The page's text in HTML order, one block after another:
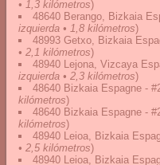
• 1,3 kilómetros)
48640 Berango, Bizkaia
izquierda • 1,8 kilómetros)
48993 Getxo, Bizkaia
• 2,1 kilómetros)
48940 Lejona, Vizcaya
izquierda • 2,3 kilómetros)
48640 Bizkaia Espagne -
kilómetros)
48640 Bizkaia Espagne -
kilómetros)
48940 Leioa, Bizkaia
• 2,5 kilómetros)
48940 Leioa, Bizkaia